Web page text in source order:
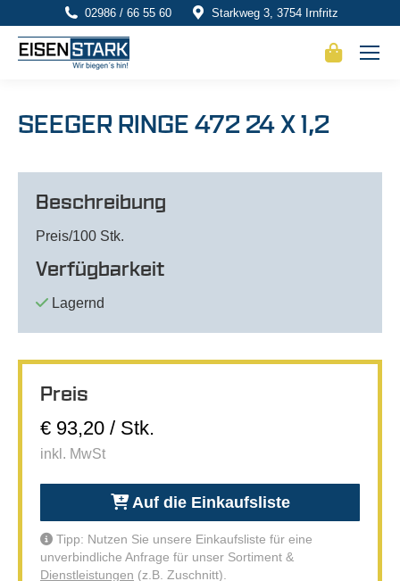
02986 / 66 55 60 Starkweg 3, 3754 Irnfritz
SEEGER RINGE 472 24 X 1,2
Beschreibung
Preis/100 Stk.
Verfügbarkeit
Lagernd
Preis
€ 93,20 / Stk.
inkl. MwSt
Auf die Einkaufsliste
Tipp: Nutzen Sie unsere Einkaufsliste für eine
unverbindliche Anfrage für unser Sortiment &
Dienstleistungen (z.B. Zuschnitt).